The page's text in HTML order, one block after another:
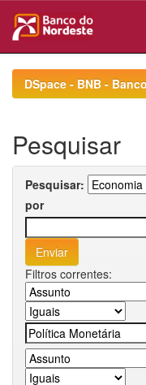
navigationDSpace - BNB -
Pesquisar
Pesquisar:
por
Filtros correntes: